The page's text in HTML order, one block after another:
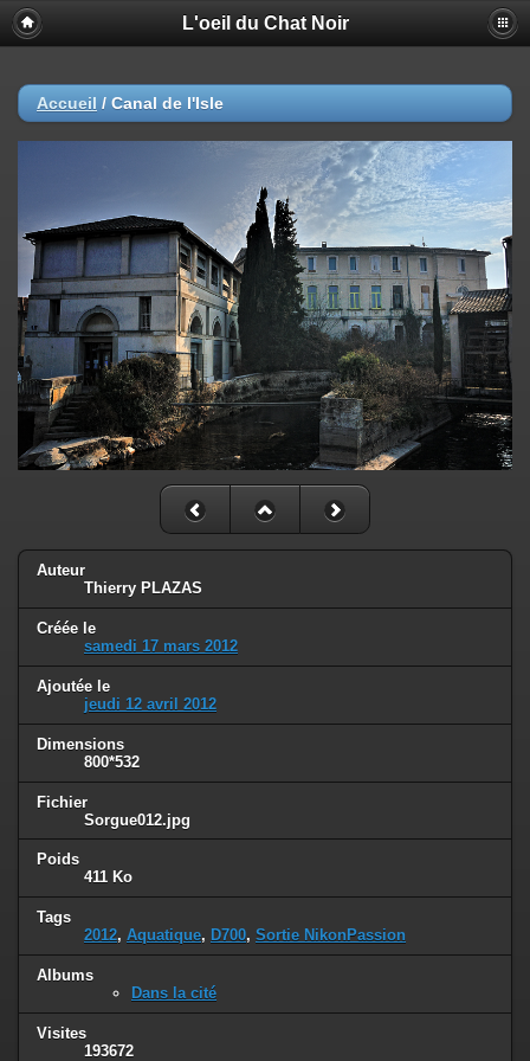
L'oeil du Chat Noir
Accueil / Canal de l'Isle
Auteur
Thierry PLAZAS
Créée le
samedi 17 mars 2012
Ajoutée le
jeudi 12 avril 2012
Dimensions
800*532
Fichier
Sorgue012.jpg
Poids
411 Ko
Tags
2012, Aquatique, D700, Sortie NikonPassion
Albums
Dans la cité
Visites
193672